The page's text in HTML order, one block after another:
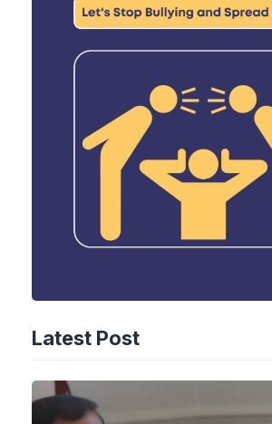
Latest Post